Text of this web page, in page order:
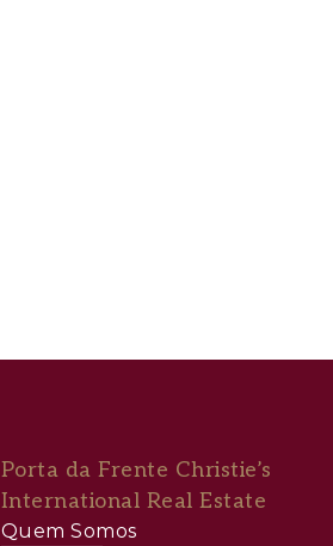
Porta da Frente Christie’s
International Real Estate
Quem Somos